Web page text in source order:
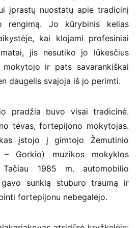
įprastų nuostatų apie tradicinį
rengimą. Jo kūrybinis kelias
kai klojami profesiniai
jis nesutiko jo lūkesčius
ir pats savarankiškai
daugelis svajoja iš jo perimti.
pradžia buvo visai tradicinė.
tėvas, fortepijono mokytojas.
įstojo į gimtojo Žemutinio
– Gorkio) muzikos mokyklos
1985 m. automobilio
sunkią stuburo traumą ir
fortepijonu nebegalėjo.